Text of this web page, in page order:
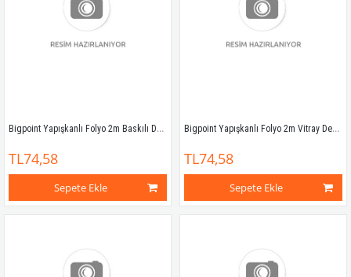
Bigpoint Yapışkanlı Folyo 2m Baskılı Desen No:55
TL74,58
Sepete Ekle
Bigpoint Yapışkanlı Folyo 2m Vitray Desen No:60
TL74,58
Sepete Ekle